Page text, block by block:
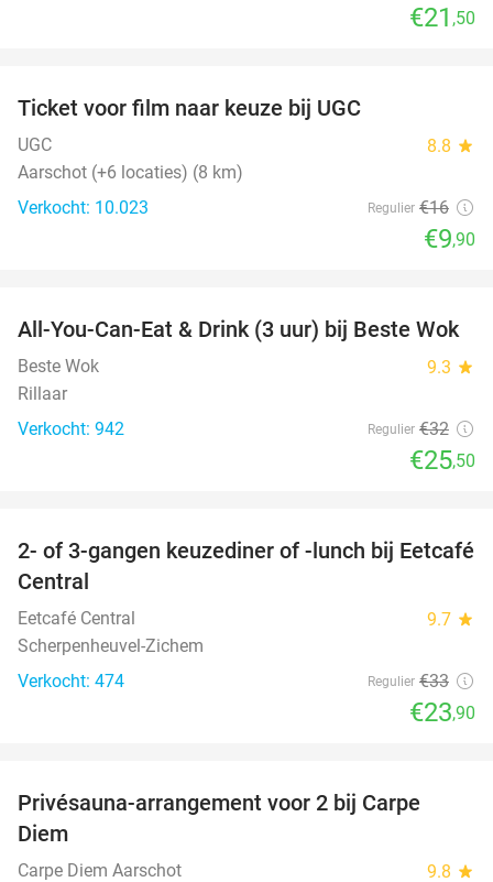
€21 ,50
Ticket voor film naar keuze bij UGC
UGC 8.8 star
Aarschot (+6 locaties) (8 km)
Verkocht: 10.023
Regulier €16
€9,90
20%
All-You-Can-Eat & Drink (3 uur) bij Beste Wok
Beste Wok 9.3 star
Rillaar
Verkocht: 942
Regulier €32
€25,50
28%
2- of 3-gangen keuzediner of -lunch bij Eetcafé
Central
Eetcafé Central 9.7 star
Scherpenheuvel-Zichem
Verkocht: 474
Regulier €33
€23,90
Privésauna-arrangement voor 2 bij Carpe
Diem
Carpe Diem Aarschot 9.8 star